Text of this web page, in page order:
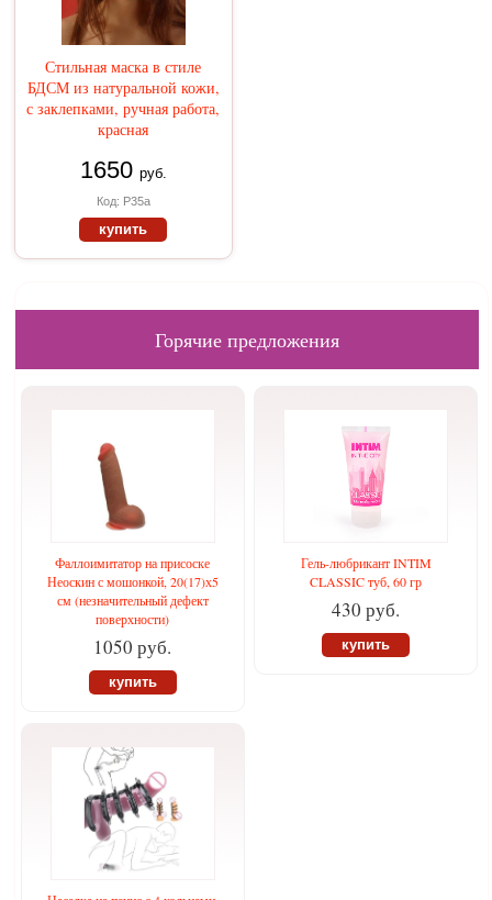
Стильная маска в стиле
БДСМ из натуральной кожи,
с заклепками, ручная работа,
красная
1650 руб.
Код: Р35а
купить
Горячие предложения
Фаллоимитатор на присоске
Неоскин с мошонкой, 20(17)х5
см (незначительный дефект
поверхности)
1050 руб.
купить
Гель-любрикант INTIM
CLASSIC туб, 60 гр
430 руб.
купить